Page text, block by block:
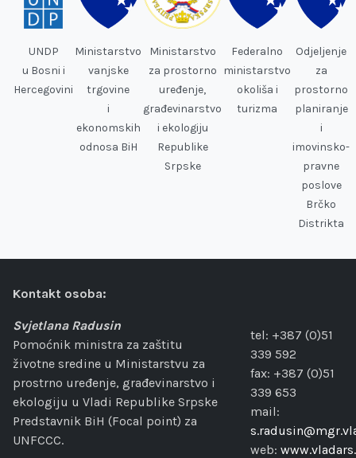
UNDP
u Bosni i
Hercegovini
Ministarstvo
vanjske
trgovine
i
ekonomskih
odnosa BiH
Ministarstvo
za prostorno
uređenje,
građevinarstvo
i ekologiju
Republike
Srpske
Federalno
ministarstvo
okoliša i
turizma
Odjeljenje
za
prostorno
planiranje
i
imovinsko-
pravne
poslove
Brčko
Distrikta
Kontakt osoba:
Svjetlana Radusin
Pomoćnik ministra za zaštitu
životne sredine u Ministarstvu za
prostrno uređenje, građevinarstvo i
ekologiju u Vladi Republike Srpske
Predstavnik BiH (Focal point) za
UNFCCC.
tel: +387 (0)51
339 592
fax: +387 (0)51
339 653
mail:
web: